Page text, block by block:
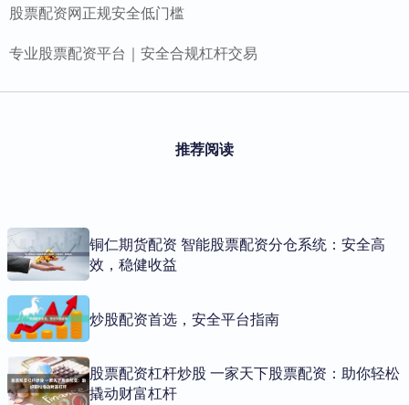
股票配资网正规安全低门槛
专业股票配资平台｜安全合规杠杆交易
推荐阅读
铜仁期货配资 智能股票配资分仓系统：安全高
效，稳健收益
炒股配资首选，安全平台指南
股票配资杠杆炒股 一家天下股票配资：助你轻松
撬动财富杠杆